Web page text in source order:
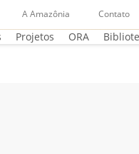
A Amazônia Contato
Projetos ORA